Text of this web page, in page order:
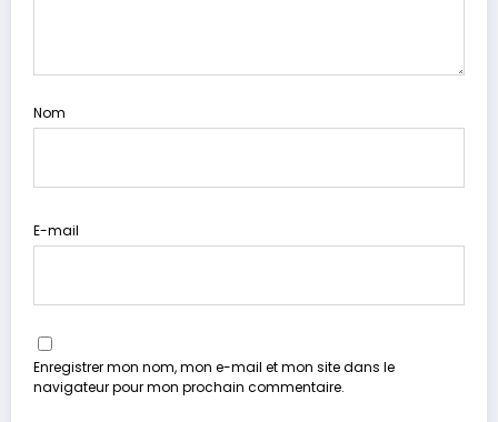
Nom
E-mail
Enregistrer mon nom, mon e-mail et mon site dans le
navigateur pour mon prochain commentaire.